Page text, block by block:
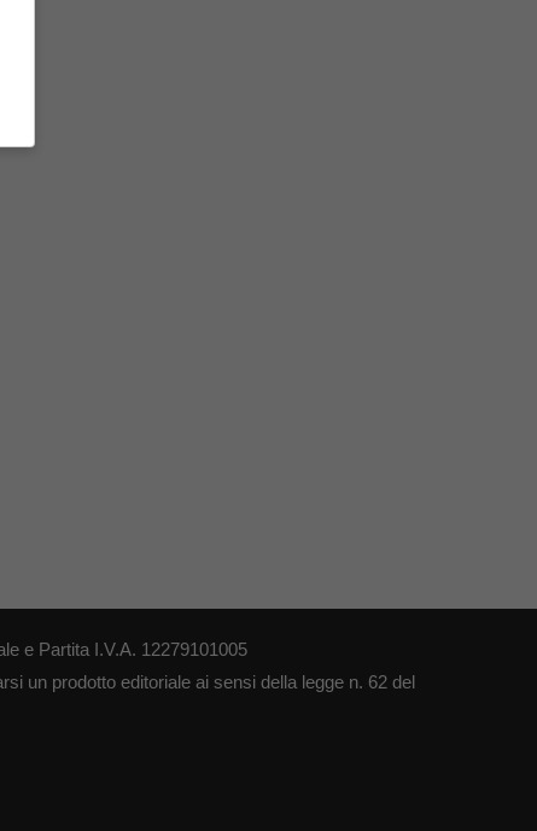
e Partita I.V.A. 12279101005
un prodotto editoriale ai sensi della legge n. 62 del